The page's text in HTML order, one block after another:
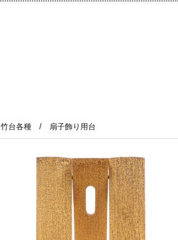
竹台各種 / 扇子飾り用台